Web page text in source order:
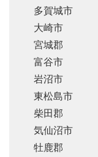
多賀城市
大崎市
宮城郡
富谷市
岩沼市
東松島市
柴田郡
気仙沼市
牡鹿郡